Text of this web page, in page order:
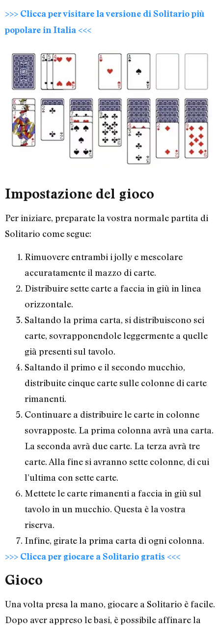
>>> Clicca per visitare la versione di Solitario più
popolare in Italia <<<
Impostazione del gioco
Per iniziare, preparate la vostra normale partita di
Solitario come segue:
Rimuovere entrambi i jolly e mescolare
accuratamente il mazzo di carte.
Distribuire sette carte a faccia in giù in linea
orizzontale.
Saltando la prima carta, si distribuiscono sei
carte, sovrapponendole leggermente a quelle
già presenti sul tavolo.
Saltando il primo e il secondo mucchio,
distribuite cinque carte sulle colonne di carte
rimanenti.
Continuare a distribuire le carte in colonne
sovrapposte. La prima colonna avrà una carta.
La seconda avrà due carte. La terza avrà tre
carte. Alla fine si avranno sette colonne, di cui
l’ultima con sette carte.
Mettete le carte rimanenti a faccia in giù sul
tavolo in un mucchio. Questa è la vostra
riserva.
Infine, girate la prima carta di ogni colonna.
>>> Clicca per giocare a Solitario gratis <<<
Gioco
Una volta presa la mano, giocare a Solitario è facile.
Dopo aver appreso le basi, è possibile affinare la